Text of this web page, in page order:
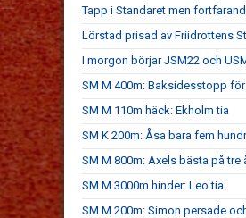
Tapp i Standaret men
Lörstad prisad av Friidrottens
I morgon börjar JSM22 och
SM M 400m: Baksidesstopp
SM M 110m häck: Ekholm tia
SM K 200m: Åsa bara fem
SM M 800m: Axels bästa på tre
SM M 3000m hinder: Leo tia
SM M 200m: Simon persade